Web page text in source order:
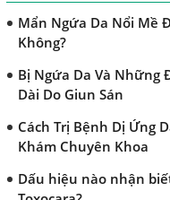
Mẩn Ngứa Da Nổi Mề
Không?
Bị Ngứa Da Và Những
Dài Do Giun Sán
Cách Trị Bệnh Dị Ứng
Khám Chuyên Khoa
Dấu hiệu nào nhận